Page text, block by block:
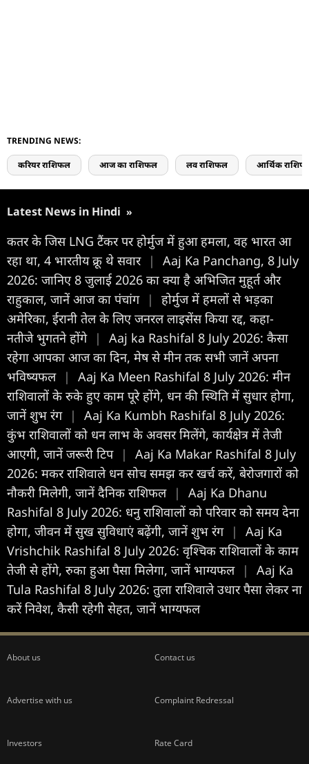
TRENDING NEWS:
करियर राशिफल आज का राशिफल लव राशिफल आर्थिक
Latest News in Hindi »
कतर के जिस LNG टैंकर पर होर्मुज में हुआ हमला, वह भारत आ
रहा था, 4 भारतीय क्रू थे सवार |
Aaj Ka Panchang, 8 July
2026: जानिए 8 जुलाई 2026 का क्या है अभिजित मुहूर्त और
राहुकाल, जानें आज का पंचांग |
होर्मुज में हमलों से भड़का
अमेरिका, ईरानी तेल के लिए जनरल लाइसेंस किया रद्द, कहा-
नतीजे भुगतने होंगे |
Aaj ka Rashifal 8 July 2026: कैसा
रहेगा आपका आज का द‍िन, मेष से मीन तक सभी जानें अपना
भविष्यफल |
Aaj Ka Meen Rashifal 8 July 2026: मीन
राशिवालों के रुके हुए काम पूरे होंगे, धन की स्थिति में सुधार होगा,
जानें शुभ रंग |
Aaj Ka Kumbh Rashifal 8 July 2026:
कुंभ राशिवालों को धन लाभ के अवसर मिलेंगे, कार्यक्षेत्र में तेजी
आएगी, जानें जरूरी टिप |
Aaj Ka Makar Rashifal 8 July
2026: मकर राशिवाले धन सोच समझ कर खर्च करें, बेरोजगारों को
नौकरी मिलेगी, जानें दैनिक राशिफल |
Aaj Ka Dhanu
Rashifal 8 July 2026: धनु राशिवालों को परिवार को समय देना
होगा, जीवन में सुख सुविधाएं बढ़ेंगी, जानें शुभ रंग |
Aaj Ka
Vrishchik Rashifal 8 July 2026: वृश्चिक राशिवालों के काम
तेजी से होंगे, रुका हुआ पैसा मिलेगा, जानें भाग्यफल |
Aaj Ka
Tula Rashifal 8 July 2026: तुला राशिवाले उधार पैसा लेकर ना
करें निवेश, कैसी रहेगी सेहत, जानें भाग्यफल
About us Contact us
Advertise with us Complaint Redressal
Investors Rate Card